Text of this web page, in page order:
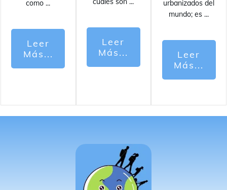
como ...
Leer
Más...
Leer
Más...
urbanizados del
mundo; es ...
Leer
Más...